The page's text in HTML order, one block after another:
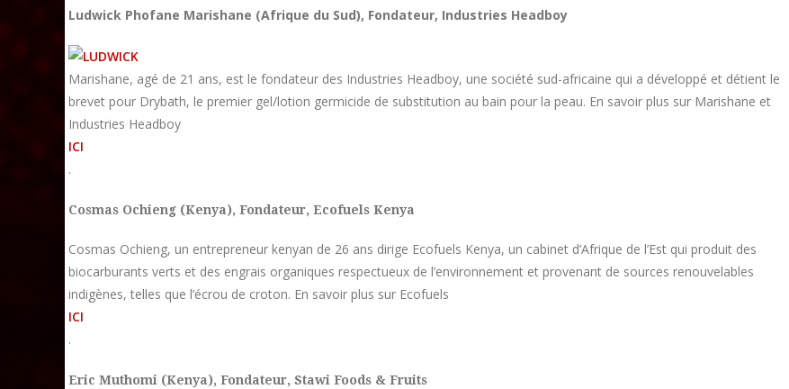
Ludwick Phofane Marishane (Afrique du Sud), Fondateur, Industries Headboy
Marishane, agé de 21 ans, est le fondateur des Industries Headboy, une société sud-africaine qui a développé et détient le
brevet pour Drybath, le premier gel/lotion germicide de substitution au bain pour la peau. En savoir plus sur Marishane et
Industries Headboy
ICI
.
Cosmas Ochieng (Kenya), Fondateur, Ecofuels Kenya
Cosmas Ochieng, un entrepreneur kenyan de 26 ans dirige Ecofuels Kenya, un cabinet d’Afrique de l’Est qui produit des
biocarburants verts et des engrais organiques respectueux de l’environnement et provenant de sources renouvelables
indigènes, telles que l’écrou de croton. En savoir plus sur Ecofuels
ICI
.
Eric Muthomi (Kenya), Fondateur, Stawi Foods & Fruits